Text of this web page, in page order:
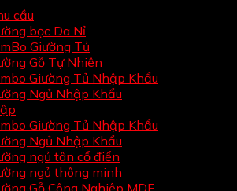
cầu
bọc Da Nỉ
Giường Tủ
Gỗ Tự Nhiên
Giường Tủ Nhập Khẩu
Ngủ Nhập Khẩu
Giường Tủ Nhập Khẩu
Ngủ Nhập Khẩu
ngủ tân cổ điển
ngủ thông minh